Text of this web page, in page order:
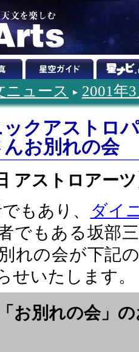
ニュース 2001年
クアストロ
お別れの会
アストロアー
もあり、
ダイ
でもある坂部
れの会が下記
せいたします。
「お別れの会」